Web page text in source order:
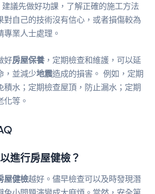
議先做好功課，了解正確的施工方法
對自己的技術沒有信心，或者損傷較為
專業人士處理。
好房屋保養，定期檢查和維護，可以延
，並減少地震造成的損害。 例如，定期
積水；定期檢查屋頂，防止漏水；定期
化等。
進行房屋健檢？
屋健檢越好。儘早檢查可以及時發現潛